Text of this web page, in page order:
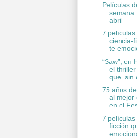
Películas
abril
7 películas
ciencia-
te
“Saw”, en
el
que, sin
75 años
al mejor
en el
7 películas
ficción